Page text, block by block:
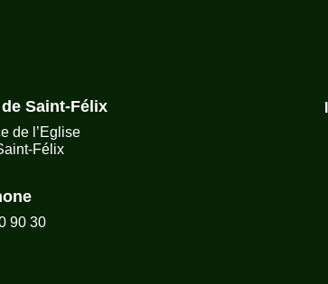
Saint-Félix
de l’Eglise
Félix
90 30